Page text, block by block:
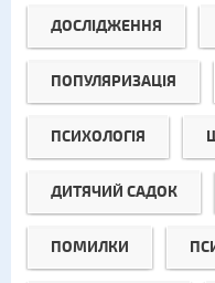
ДОСЛІДЖЕННЯ
ПОПУЛЯРИЗАЦІЯ
ПСИХОЛОГІЯ
ДИТЯЧИЙ САДОК
ПОМИЛКИ